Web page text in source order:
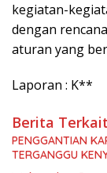
kegiatan-
dengan
aturan yang
Laporan : K**
Berita Terkait
PENGGANTIAN
TERGANGGU